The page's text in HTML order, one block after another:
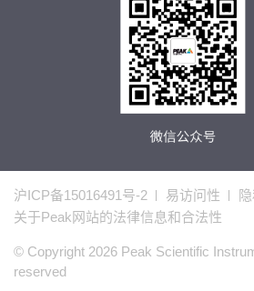
沪ICP备15016491号-2 易访问性
关于Peak网站的法律信息和合法性
© Copyright 2026 Peak Scientific
reserved